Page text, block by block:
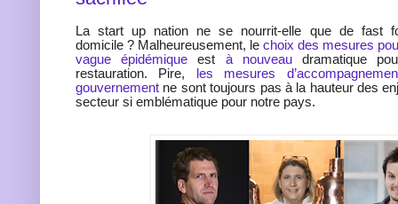
La start up nation ne se nourrit-elle que de fast
domicile ? Malheureusement, le choix des mesures
vague épidémique est à nouveaudramatique
restauration. Pire,
les mesures
gouvernement ne sont toujours pas à la hauteur des
secteur si emblématique pour notre pays.